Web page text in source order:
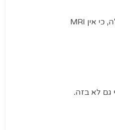
גם לא בזה.